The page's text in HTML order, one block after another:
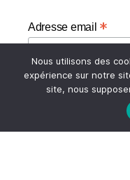
Adresse email *
Votre adresse email
Nous utilisons des
expérience sur notre
site, nous